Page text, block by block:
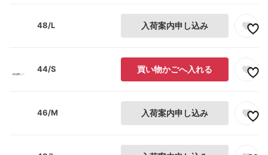
48/L 入荷案内申し込み
44/S 買い物かごへ入れる
46/M 入荷案内申し込み